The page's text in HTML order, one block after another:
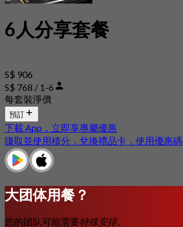
6人分享套餐
S$ 906
S$ 768 / 1-6
每套裝淨價
預訂
下載 App，立即享專屬優惠
賺取並使用積分，兌換禮品卡，使用優惠碼
大团体用餐？
您的团队可能需要特殊安排。